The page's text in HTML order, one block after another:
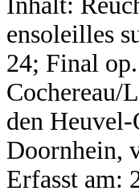
ensoleilles
24; Final
Cochereau/
den
Doornhein,
Erfasst am: